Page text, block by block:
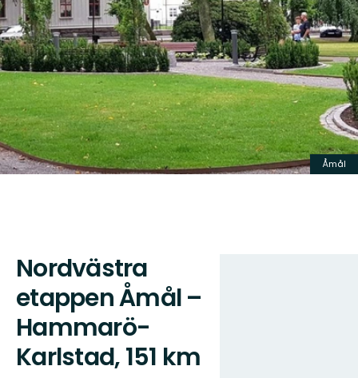
Åmål
Nordvästra
etappen Åmål –
Hammarö-
Karlstad, 151 km